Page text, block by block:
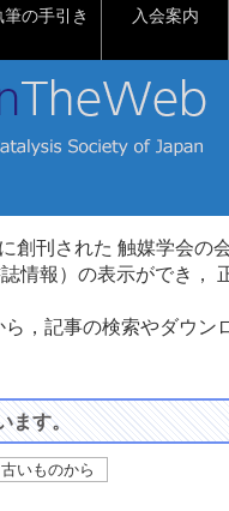
筆の手引き 入会案内
創刊された 触媒学会の
情報）の表示ができ，
，記事の検索やダウン
ます。
古いものから